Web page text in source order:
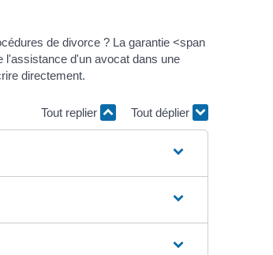
de divorce ? La garantie <span
l'assistance d'un avocat dans une
directement.
Tout replier Tout déplier